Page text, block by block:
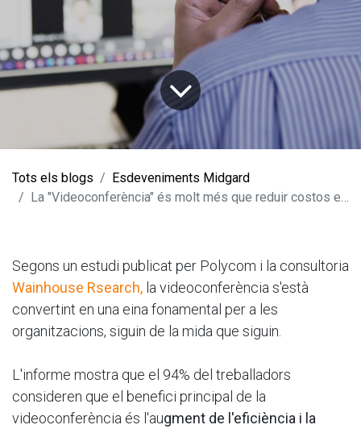
Tots els blogs
Esdeveniments Midgard
La "Videoconferència" és molt més que reduir costos en viatges
Segons un estudi publicat per Polycom i la consultoria
Wainhouse Rsearch, la videoconferència s'està
convertint en una eina fonamental per a les
organitzacions, siguin de la mida que siguin.
L'informe mostra que el 94% del treballadors
consideren que el benefici principal de la
videoconferència és l'augment de l'eficiència i la